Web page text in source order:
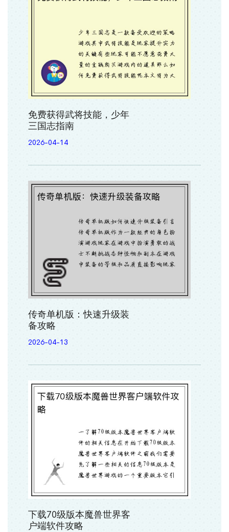
免费获得武将技能，少年
三国志指南
2026-04-14
传奇单机版：快速升级装
备攻略
2026-04-13
下载70级版本魔兽世界客
户端软件攻略